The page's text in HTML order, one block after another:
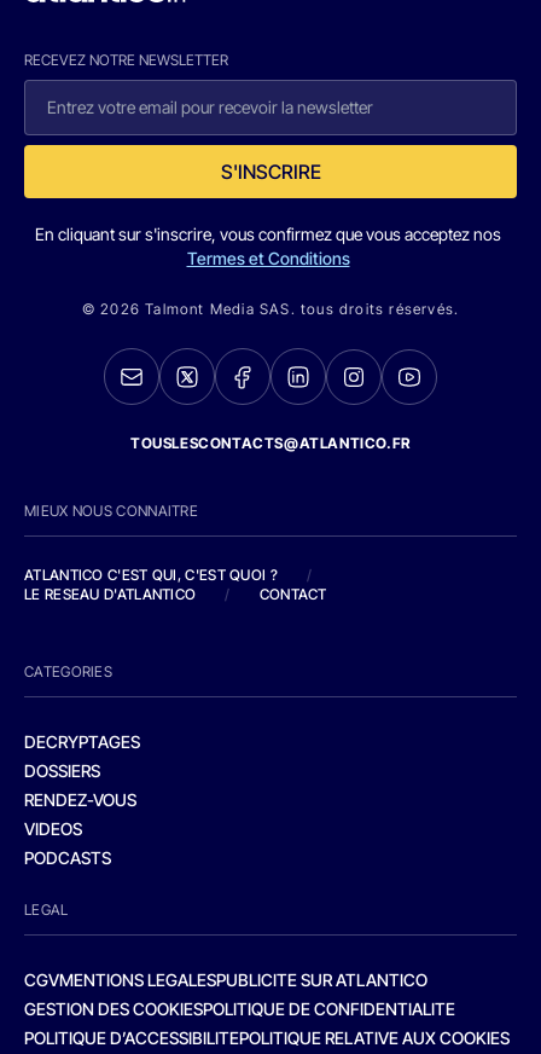
RECEVEZ NOTRE NEWSLETTER
S'INSCRIRE
En cliquant sur s'inscrire, vous confirmez que vous acceptez nos
Termes et Conditions
© 2026 Talmont Media SAS. tous droits réservés.
TOUSLESCONTACTS@ATLANTICO.FR
MIEUX NOUS CONNAITRE
ATLANTICO C'EST QUI, C'EST QUOI ?
/
LE RESEAU D'ATLANTICO
/ CONTACT
CATEGORIES
DECRYPTAGES
DOSSIERS
RENDEZ-VOUS
VIDEOS
PODCASTS
LEGAL
CGVMENTIONS LEGALESPUBLICITE SUR ATLANTICO
GESTION DES COOKIESPOLITIQUE DE CONFIDENTIALITE
POLITIQUE D’ACCESSIBILITEPOLITIQUE RELATIVE AUX COOKIES